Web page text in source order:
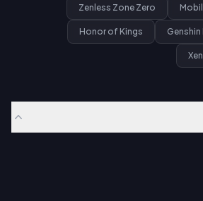
Zenless Zone Zero
Honor of Kings